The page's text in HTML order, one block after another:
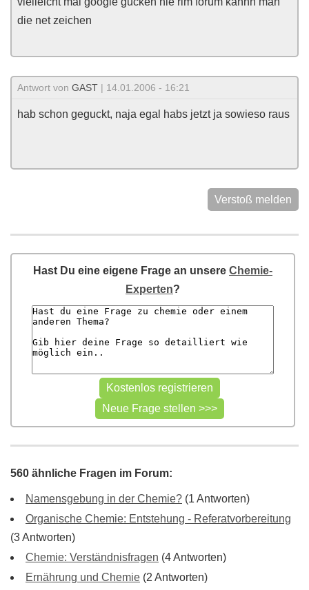
die net zeichen
Antwort von GAST | 14.01.2006 - 16:21
hab schon geguckt, naja egal habs jetzt ja sowieso raus
Verstoß melden
Hast Du eine eigene Frage an unsere Chemie-
Experten?
560 ähnliche Fragen im Forum:
Namensgebung in der Chemie? (1 Antworten)
Organische Chemie: Entstehung - Referatvorbereitung
(3 Antworten)
Chemie: Verständnisfragen (4 Antworten)
Ernährung und Chemie (2 Antworten)